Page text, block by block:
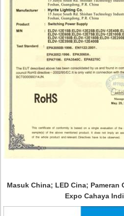
Masuk China; LED Cina;
Expo Cahaya